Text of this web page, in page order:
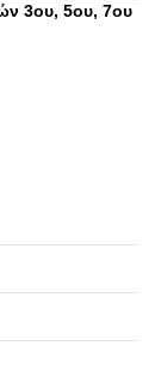
3ου, 5ου, 7ου